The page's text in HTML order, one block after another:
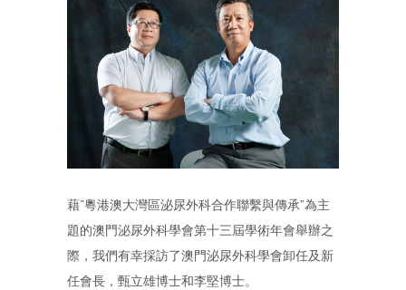
藉“粵港澳大灣區泌尿外科合作聯繫與傳承”為主
題的澳門泌尿外科學會第十三屆學術年會舉辦之
際，我們有幸採訪了澳門泌尿外科學會卸任及新
任會長，甄立雄博士和李堅博士。